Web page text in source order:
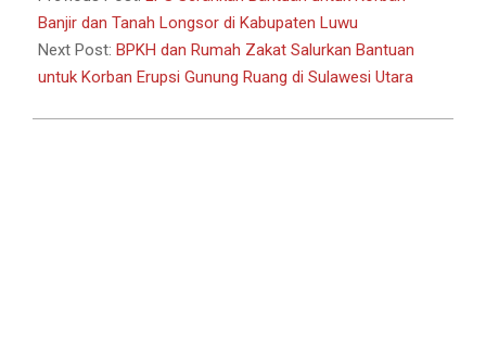
14
Banjir dan Tanah Longsor di Kabupaten Luwu
Next Post: BPKH dan Rumah Zakat Salurkan Bantuan
untuk Korban Erupsi Gunung Ruang di Sulawesi Utara